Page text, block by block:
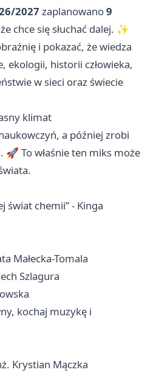
2027 zaplanowano9
chce się słuchać dalej. ✨
i pokazać, że wiedza
ekologii, historii człowieka,
w sieci oraz świecie
klimat
a później zrobi
🚀 To właśnie ten miks może
świat chemii” - Kinga
Małecka-Tomala
Szlagura
kochaj muzykę i
Krystian Mączka